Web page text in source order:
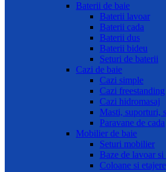
Baterii de baie
Baterii lavoar
Baterii cada
Baterii dus
Baterii bideu
Seturi de baterii
Cazi de baie
Cazi simple
Cazi freestanding
Cazi hidromasaj
Masti, suporturi,
Paravane de cada
Mobilier de baie
Seturi mobilier
Baze de lavoar
Coloane si etajere